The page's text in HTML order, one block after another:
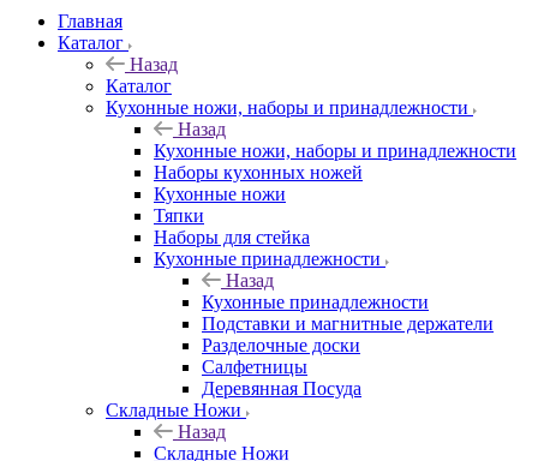
Главная
Каталог
Назад
Каталог
Кухонные ножи, наборы и принадлежности
Назад
Кухонные ножи, наборы и принадлежности
Наборы кухонных ножей
Кухонные ножи
Тяпки
Наборы для стейка
Кухонные принадлежности
Назад
Кухонные принадлежности
Подставки и магнитные держатели
Разделочные доски
Салфетницы
Деревянная Посуда
Складные Ножи
Назад
Складные Ножи